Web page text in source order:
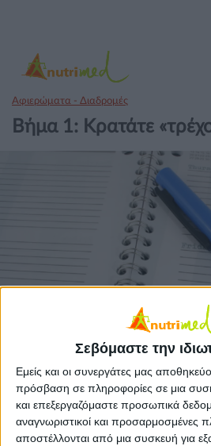
Σεβόμαστε την
Εμείς και οι συνεργάτες μας
πρόσβαση σε πληροφορίες σε μια
και επεξεργαζόμαστε προσωπικά
αναγνωριστικοί και προσαρμοσμένες
αποστέλλονται από μια συσκευή για
Αφιερώματα - Διαδρομές
Βήμα 1: Κρατάτε
Σχεδιάζοντας το μενού της
Προτού αναλύσουμε διεξοδικά το
απαραίτητες είναι και οι "κινήσεις"